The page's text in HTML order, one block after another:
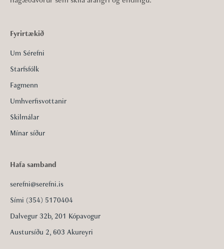
Fyrirtækið
Um Sérefni
Starfsfólk
Fagmenn
Umhverfisvottanir
Skilmálar
Mínar síður
Hafa samband
serefni@serefni.is
Sími (354) 5170404
Dalvegur 32b, 201 Kópavogur
Austursíðu 2, 603 Akureyri